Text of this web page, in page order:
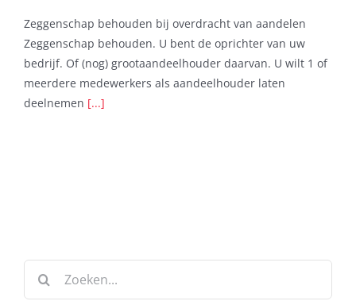
Zeggenschap behouden bij overdracht van aandelen
Zeggenschap behouden. U bent de oprichter van uw
bedrijf. Of (nog) grootaandeelhouder daarvan. U wilt 1 of
meerdere medewerkers als aandeelhouder laten
deelnemen [...]
naar: